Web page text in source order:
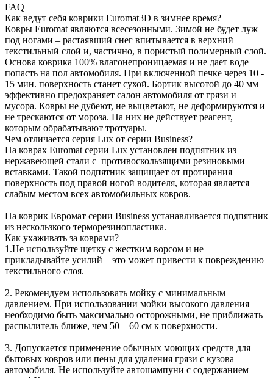
FAQ
Как ведут себя коврики Euromat3D в зимнее время?
Ковры Euromat являются всесезонными. Зимой не будет луж
под ногами – растаявший снег впитывается в верхний
текстильный слой и, частично, в пористый полимерный слой.
Основа коврика 100% влагонепроницаемая и не дает воде
попасть на пол автомобиля. При включенной печке через 10 -
15 мин. поверхность станет сухой. Бортик высотой до 40 мм
эффективно предохраняет салон автомобиля от грязи и
мусора. Ковры не дубеют, не выцветают, не деформируются и
не трескаются от мороза. На них не действует реагент,
которым обрабатывают тротуары.
Чем отличается серия Lux от серии Business?
На коврах Euromat серии Lux установлен подпятник из
нержавеющей стали с противоскользящими резиновыми
вставками. Такой подпятник защищает от протирания
поверхность под правой ногой водителя, которая является
слабым местом всех автомобильных ковров.
На коврик Евромат серии Business устанавливается подпятник
из нескользкого терморезинопластика.
Как ухаживать за коврами?
1.Не используйте щетку с жестким ворсом и не
прикладывайте усилий – это может привести к повреждению
текстильного слоя.
2. Рекомендуем использовать мойку с минимальным
давлением. При использовании мойки высокого давления
необходимо быть максимально осторожными, не приближать
распылитель ближе, чем 50 – 60 см к поверхности.
3. Допускается применение обычных моющих средств для
бытовых ковров или пены для удаления грязи с кузова
автомобиля. Не используйте автошампуни с содержанием